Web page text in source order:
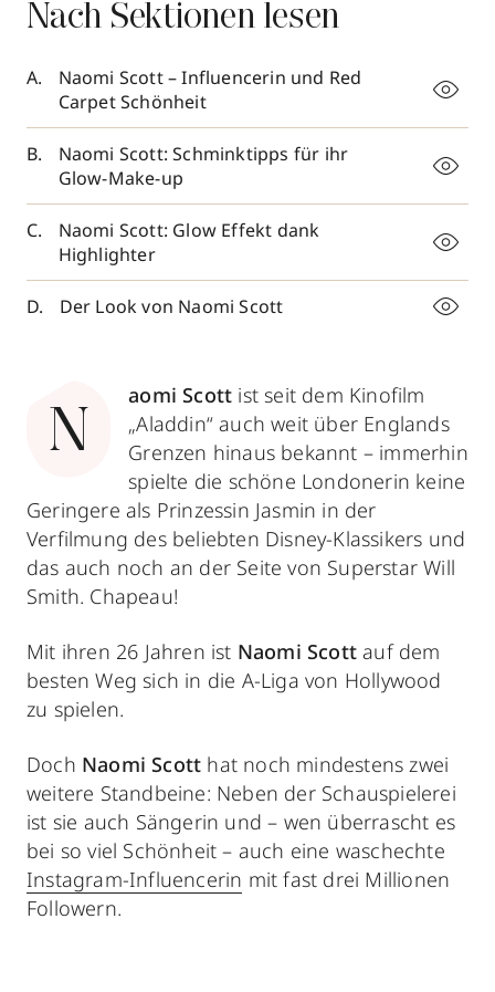
Nach Sektionen lesen
Naomi Scott – Influencerin und Red
Carpet Schönheit
Naomi Scott: Schminktipps für ihr
Glow-Make-up
Naomi Scott: Glow Effekt dank
Highlighter
Der Look von Naomi Scott
N
aomi Scott ist seit dem Kinofilm
„Aladdin“ auch weit über Englands
Grenzen hinaus bekannt – immerhin
spielte die schöne Londonerin keine
Geringere als Prinzessin Jasmin in der
Verfilmung des beliebten Disney-Klassikers und
das auch noch an der Seite von Superstar Will
Smith. Chapeau!
Mit ihren 26 Jahren ist Naomi Scott auf dem
besten Weg sich in die A-Liga von Hollywood
zu spielen.
Doch Naomi Scott hat noch mindestens zwei
weitere Standbeine: Neben der Schauspielerei
ist sie auch Sängerin und – wen überrascht es
bei so viel Schönheit – auch eine waschechte
Instagram-Influencerin mit fast drei Millionen
Followern.